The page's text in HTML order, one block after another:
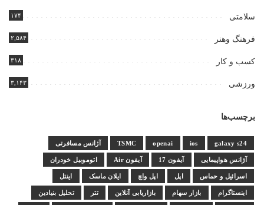
سلامتی ۱۷۴
فرهنگ وهنر ۲,۵۸۴
کسب و کار ۳۱۸
ورزشی ۳,۱۴۳
برچسب‌ها
galaxy s24
ios
openai
TSMC آژانس مسافرتی
آژانس هواپیمایی آیفون 17 آیفون Air اتوموبیل خودران
اسرائیل و حماس اپل اپل واچ ایلان ماسک اینتل
اینستاگرام بازار سهام بازاریابی آنلاین تتر تحلیل بنیادین